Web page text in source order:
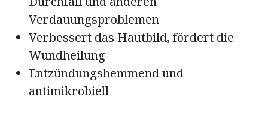
Verdauungsproblemen
Verbessert das Hautbild, fördert die
Wundheilung
Entzündungshemmend und
antimikrobiell